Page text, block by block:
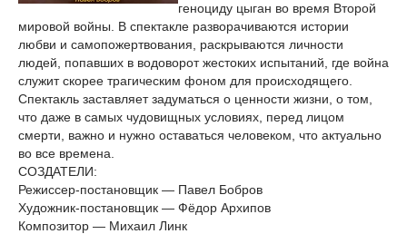
геноциду цыган во время Второй
мировой войны. В спектакле разворачиваются истории
любви и самопожертвования, раскрываются личности
людей, попавших в водоворот жестоких испытаний, где война
служит скорее трагическим фоном для происходящего.
Спектакль заставляет задуматься о ценности жизни, о том,
что даже в самых чудовищных условиях, перед лицом
смерти, важно и нужно оставаться человеком, что актуально
во все времена.
СОЗДАТЕЛИ:
Режиссер-постановщик — Павел Бобров
Художник-постановщик — Фёдор Архипов
Композитор — Михаил Линк